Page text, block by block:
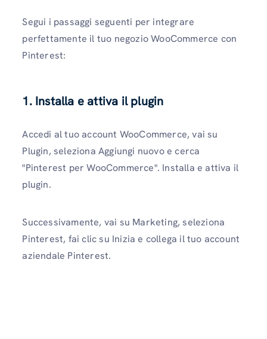
Segui i passaggi seguenti per integrare
perfettamente il tuo negozio WooCommerce con
Pinterest:
1. Installa e attiva il plugin
Accedi al tuo account WooCommerce, vai su
Plugin, seleziona Aggiungi nuovo e cerca
"Pinterest per WooCommerce". Installa e attiva il
plugin.
Successivamente, vai su Marketing, seleziona
Pinterest, fai clic su Inizia e collega il tuo account
aziendale Pinterest.